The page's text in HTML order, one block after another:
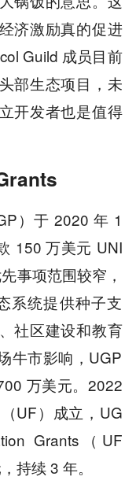
济激励真的促进
Guild 成员目前
部生态项目，未
开发者也是值得
）于 2020 年 1
150 万美元 UNI
事项范围较窄，
系统提供种子支
社区建设和教育
牛市影响，UGP
万美元。2022
UF）成立，UG
Grants（UF
持续 3 年。